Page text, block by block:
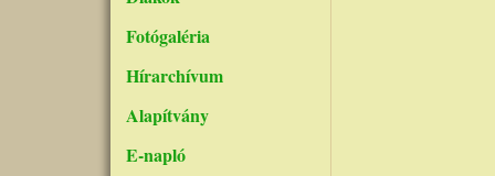
Fotógaléria
Hírarchívum
Alapítvány
E-napló